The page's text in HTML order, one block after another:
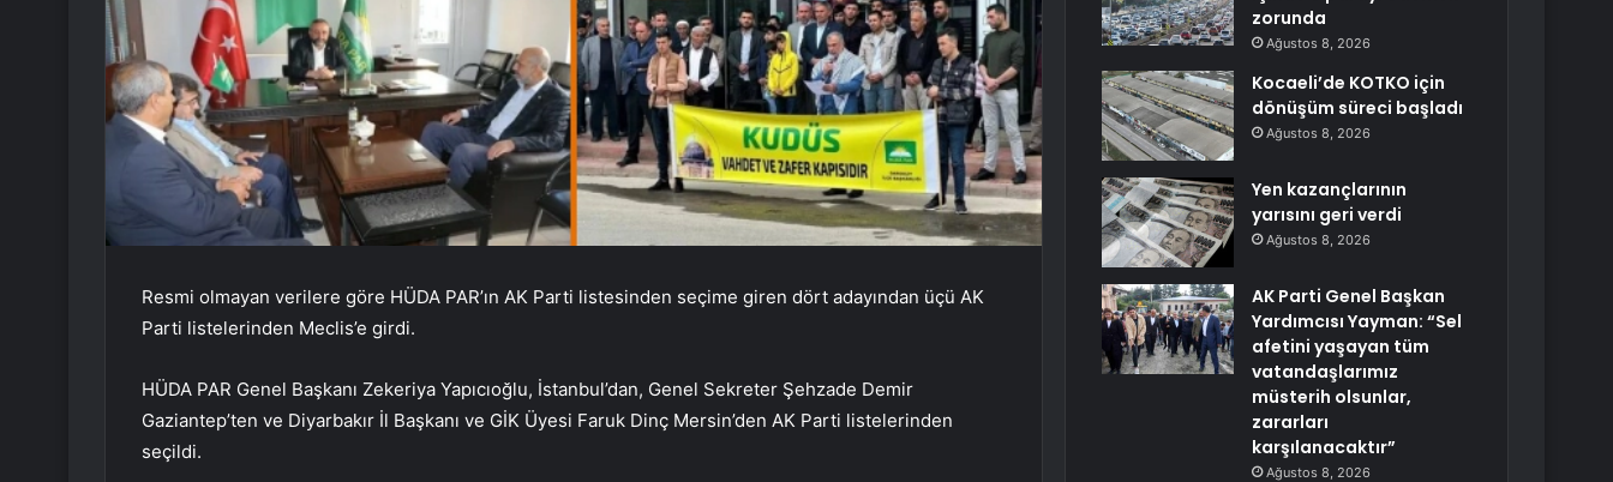
Resmi olmayan verilere göre HÜDA PAR’ın AK Parti listesinden seçime giren dört adayından üçü AK
Parti listelerinden Meclis’e girdi.
HÜDA PAR Genel Başkanı Zekeriya Yapıcıoğlu, İstanbul’dan, Genel Sekreter Şehzade Demir
Gaziantep’ten ve Diyarbakır İl Başkanı ve GİK Üyesi Faruk Dinç Mersin’den AK Parti listelerinden
seçildi.
zorunda
Ağustos 8, 2026
Kocaeli’de KOTKO için
dönüşüm süreci başladı
Ağustos 8, 2026
Yen kazançlarının
yarısını geri verdi
Ağustos 8, 2026
AK Parti Genel Başkan
Yardımcısı Yayman: “Sel
afetini yaşayan tüm
vatandaşlarımız
müsterih olsunlar,
zararları
karşılanacaktır”
Ağustos 8, 2026